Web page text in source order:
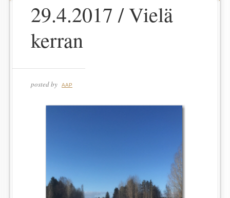
29.4.2017 / Vielä
kerran
posted by AAP